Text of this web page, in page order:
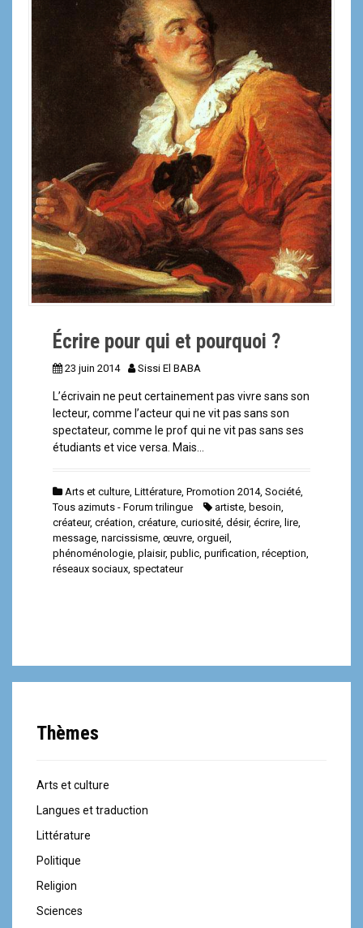
Écrire pour qui et pourquoi ?
23 juin 2014 Sissi El BABA
L’écrivain ne peut certainement pas vivre sans son
lecteur, comme l’acteur qui ne vit pas sans son
spectateur, comme le prof qui ne vit pas sans ses
étudiants et vice versa. Mais…
Arts et culture Littérature Promotion 2014, Société
Tous azimuts - Forum trilingue
artiste besoin
créateur, création créature curiosité désir, écrire lire
message narcissisme œuvre orgueil
phénoménologie plaisir, public purification réception
réseaux sociaux spectateur
Thèmes
Arts et culture
Langues et traduction
Littérature
Politique
Religion
Sciences